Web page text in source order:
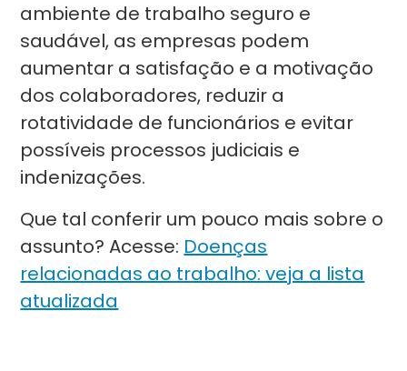
ambiente de trabalho seguro e
saudável, as empresas podem
aumentar a satisfação e a motivação
dos colaboradores, reduzir a
rotatividade de funcionários e evitar
possíveis processos judiciais e
indenizações.
Que tal conferir um pouco mais sobre o
assunto? Acesse: Doenças
relacionadas ao trabalho: veja a lista
atualizada